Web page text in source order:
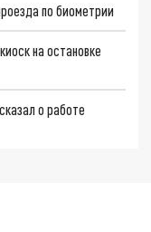
по биометрии
на остановке
о работе